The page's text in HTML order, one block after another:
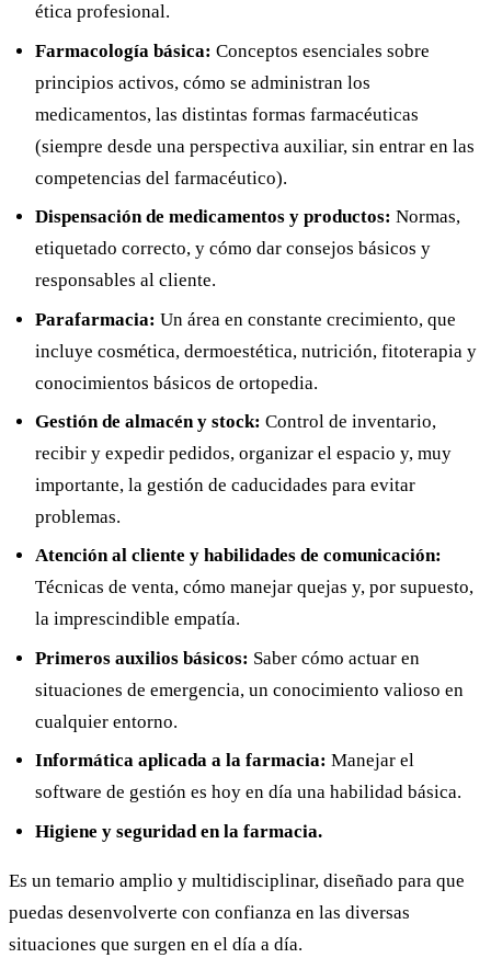
ética profesional.
Farmacología básica: Conceptos esenciales sobre
principios activos, cómo se administran los
medicamentos, las distintas formas farmacéuticas
(siempre desde una perspectiva auxiliar, sin entrar en las
competencias del farmacéutico).
Dispensación de medicamentos y productos: Normas,
etiquetado correcto, y cómo dar consejos básicos y
responsables al cliente.
Parafarmacia: Un área en constante crecimiento, que
incluye cosmética, dermoestética, nutrición, fitoterapia y
conocimientos básicos de ortopedia.
Gestión de almacén y stock: Control de inventario,
recibir y expedir pedidos, organizar el espacio y, muy
importante, la gestión de caducidades para evitar
problemas.
Atención al cliente y habilidades de comunicación:
Técnicas de venta, cómo manejar quejas y, por supuesto,
la imprescindible empatía.
Primeros auxilios básicos: Saber cómo actuar en
situaciones de emergencia, un conocimiento valioso en
cualquier entorno.
Informática aplicada a la farmacia: Manejar el
software de gestión es hoy en día una habilidad básica.
Higiene y seguridad en la farmacia.
Es un temario amplio y multidisciplinar, diseñado para que
puedas desenvolverte con confianza en las diversas
situaciones que surgen en el día a día.